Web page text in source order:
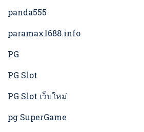
panda555
paramax1688.info
PG
PG Slot
PG Slot เว็บใหม่
pg SuperGame